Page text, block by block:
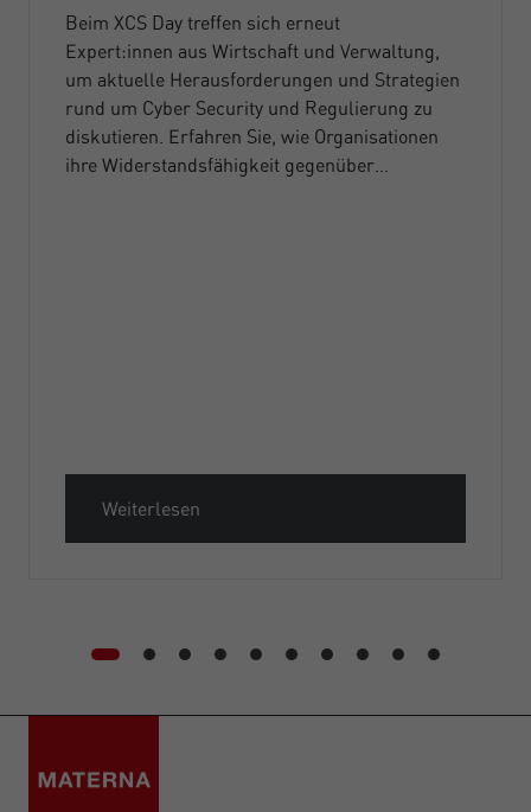
Beim XCS Day treffen sich erneut
Expert:innen aus Wirtschaft und Verwaltung,
um aktuelle Herausforderungen und Strategien
rund um Cyber Security und Regulierung zu
diskutieren. Erfahren Sie, wie Organisationen
ihre Widerstandsfähigkeit gegenüber…
Weiterlesen